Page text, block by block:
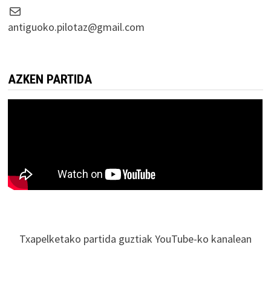
Correo electrónico
antiguoko.pilotaz@gmail.com
AZKEN PARTIDA
Txapelketako partida guztiak YouTube-ko kanalean